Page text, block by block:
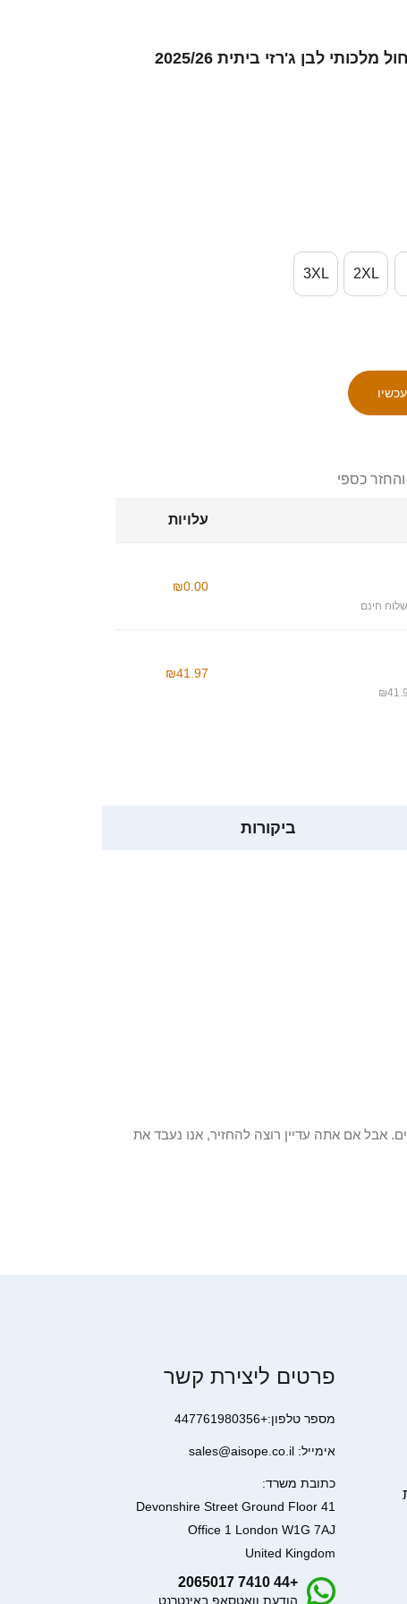
גברים Da-Hun Choi #0 כחול מלכותי לבן ג'רזי ביתית 2025/26
2XL
3XL
כספי
עלויות
חינם
₪0.00
₪41.97
ביקורות
פריט / ים. אבל אם אתה עדיין רוצה להחזיר, אנו נעבד את
פרטים ליצירת קשר
מספר טלפון:+447761980356
אימייל: sales@aisope.co.il
כתובת משרד:
41 Devonshire Street Ground Floor
Office 1 London W1G 7AJ
United Kingdom
+44 7410 2065017
הודעת וואטסאפ באינטרנט